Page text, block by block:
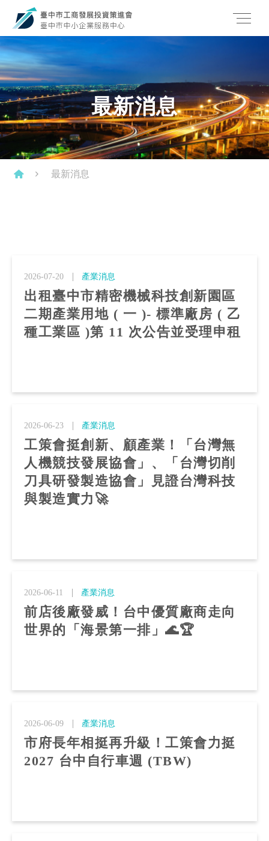
最新消息
最新消息
2026-07-20 產業消息
出租臺中市精密機械科技創新園區
二期產業用地 ( 一 )- 標準廠房 ( 乙
種工業區 )第 11 次公告並受理申租
2026-06-23 產業消息
工策會挺創新、顧產業！「台灣無
人機競技發展協會」、「台灣切削
刀具研發製造協會」見證台灣科技
與製造實力🚀
2026-06-11 產業消息
前店後廠發威！台中優質廠商走向
世界的「海景第一排」🌊🏆
2026-06-09 產業消息
市府長年相挺再升級！工策會力挺
2027 台中自行車週 (TBW)